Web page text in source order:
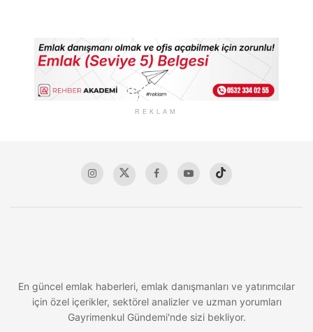
REKLAM
En güncel emlak haberleri, emlak danışmanları ve yatırımcılar
için özel içerikler, sektörel analizler ve uzman yorumları
Gayrimenkul Gündemi'nde sizi bekliyor.